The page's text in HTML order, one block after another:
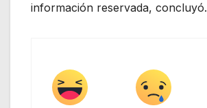
información reservada, concluyó.